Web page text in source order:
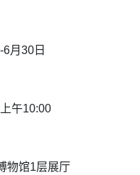
月30日
午10:00
物馆1层展厅